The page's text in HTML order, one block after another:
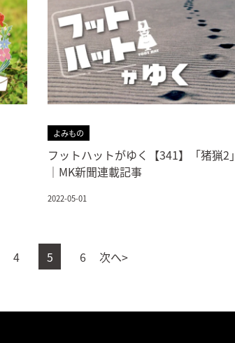
よみもの
フットハットがゆく【341】「猪猟2」
｜MK新聞連載記事
2022-05-01
4 5 6 次へ>